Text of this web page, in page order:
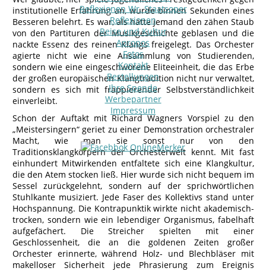
Reflexionen Wr. Staatsoper
Reflexionen
Reise und Kultur
Apropos
Fotos
Kontakt
Bestellungen
Ihre Spende
Werbepartner
Impressum
institutionelle Erfahrung an, wurde binnen Sekunden eines
Besseren belehrt. Es war, als hätte jemand den zähen Staub
von den Partituren der Musikgeschichte geblasen und die
nackte Essenz des reinen Klangs freigelegt. Das Orchester
agierte nicht wie eine Ansammlung von Studierenden,
sondern wie eine eingeschworene Eliteeinheit, die das Erbe
der großen europäischen Klangtradition nicht nur verwaltet,
sondern es sich mit frappierender Selbstverständlichkeit
einverleibt.
Schon der Auftakt mit Richard Wagners Vorspiel zu den
„Meistersingern“ geriet zu einer Demonstration orchestraler
Macht, wie man sie sonst nur von den
Traditionsklangkörpern der Orchesterwelt kennt. Mit fast
einhundert Mitwirkenden entfaltete sich eine Klangkultur,
die den Atem stocken ließ. Hier wurde sich nicht bequem im
Sessel zurückgelehnt, sondern auf der sprichwörtlichen
Stuhlkante musiziert. Jede Faser des Kollektivs stand unter
Hochspannung. Die Kontrapunktik wirkte nicht akademisch-
trocken, sondern wie ein lebendiger Organismus, fabelhaft
aufgefächert. Die Streicher spielten mit einer
Geschlossenheit, die an die goldenen Zeiten großer
Orchester erinnerte, während Holz- und Blechbläser mit
makelloser Sicherheit jede Phrasierung zum Ereignis